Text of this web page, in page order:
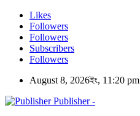
Likes
Followers
Followers
Subscribers
Followers
August 8, 2026ইং, 11:20 pm
Publisher -